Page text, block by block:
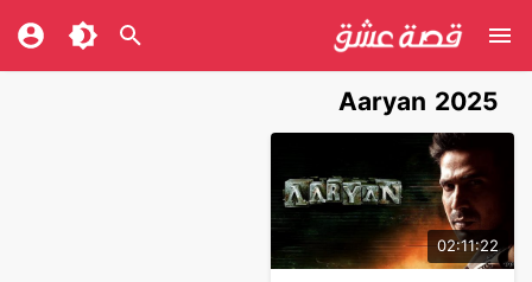
Aaryan 2025
02:11:22